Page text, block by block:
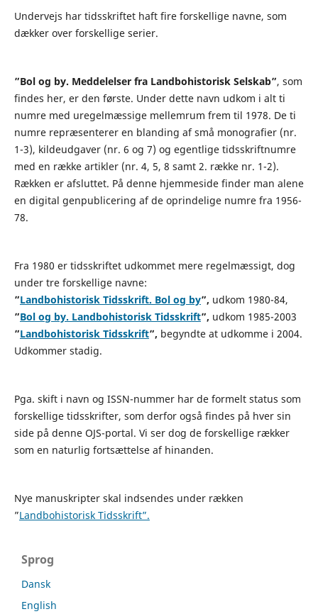
Undervejs har tidsskriftet haft fire forskellige navne, som
dækker over forskellige serier.
”Bol og by. Meddelelser fra Landbohistorisk Selskab”, som
findes her, er den første. Under dette navn udkom i alt ti
numre med uregelmæssige mellemrum frem til 1978. De ti
numre repræsenterer en blanding af små monografier (nr.
1-3), kildeudgaver (nr. 6 og 7) og egentlige tidsskriftnumre
med en række artikler (nr. 4, 5, 8 samt 2. række nr. 1-2).
Rækken er afsluttet. På denne hjemmeside finder man alene
en digital genpublicering af de oprindelige numre fra 1956-
78.
Fra 1980 er tidsskriftet udkommet mere regelmæssigt, dog
under tre forskellige navne:
”Landbohistorisk Tidsskrift. Bol og by”, udkom 1980-84,
”Bol og by. Landbohistorisk Tidsskrift”, udkom 1985-2003
”Landbohistorisk Tidsskrift”, begyndte at udkomme i 2004.
Udkommer stadig.
Pga. skift i navn og ISSN-nummer har de formelt status som
forskellige tidsskrifter, som derfor også findes på hver sin
side på denne OJS-portal. Vi ser dog de forskellige rækker
som en naturlig fortsættelse af hinanden.
Nye manuskripter skal indsendes under rækken
”Landbohistorisk Tidsskrift”.
Sprog
Dansk
English